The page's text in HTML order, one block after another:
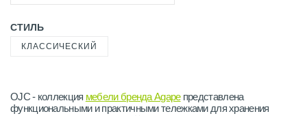
СТИЛЬ
КЛАССИЧЕСКИЙ
OJC - коллекция мебели бренда Agapeпредставлена
функциональными и практичными тележками для хранения